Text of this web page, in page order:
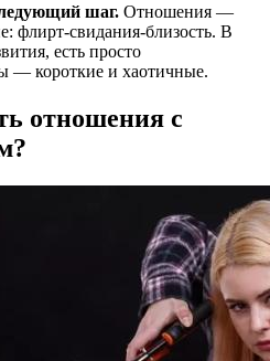
шаг. Отношения —
флирт-свидания-близость. В
есть просто
— короткие и хаотичные.
отношения с